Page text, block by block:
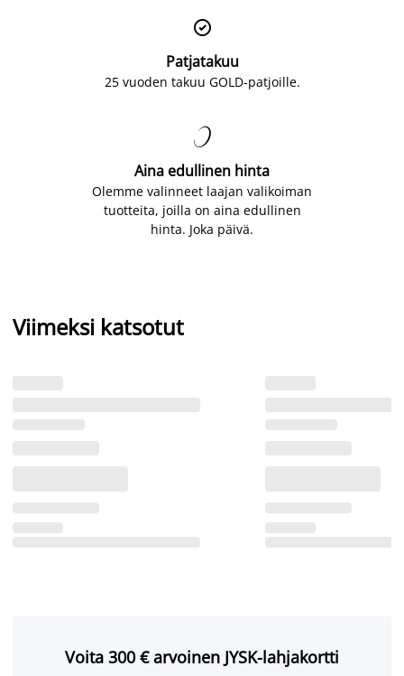

Patjatakuu
25 vuoden takuu GOLD-patjoille.

Aina edullinen hinta
Olemme valinneet laajan valikoiman
tuotteita, joilla on aina edullinen
hinta. Joka päivä.
Viimeksi katsotut
Voita 300 € arvoinen JYSK-lahjakortti